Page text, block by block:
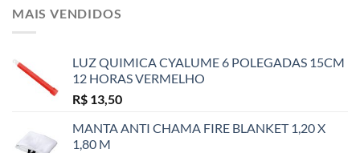
MAIS VENDIDOS
LUZ QUIMICA CYALUME 6 POLEGADAS 15CM
12 HORAS VERMELHO
R$ 13,50
MANTA ANTI CHAMA FIRE BLANKET 1,20 X
1,80 M